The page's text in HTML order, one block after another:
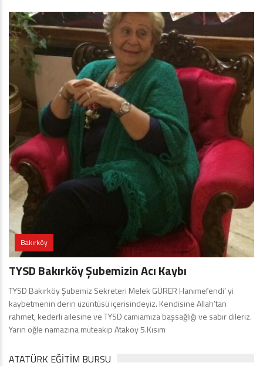
Bakırköy
TYSD Bakırköy Şubemizin Acı Kaybı
TYSD Bakırköy Şubemiz Sekreteri Melek GÜRER Hanımefendi’ yi
kaybetmenin derin üzüntüsü içerisindeyiz. Kendisine Allah’tan
rahmet, kederli ailesine ve TYSD camiamıza başsağlığı ve sabır dileriz.
Yarın öğle namazına müteakip Ataköy 5.Kısım
ATATÜRK EĞITIM BURSU